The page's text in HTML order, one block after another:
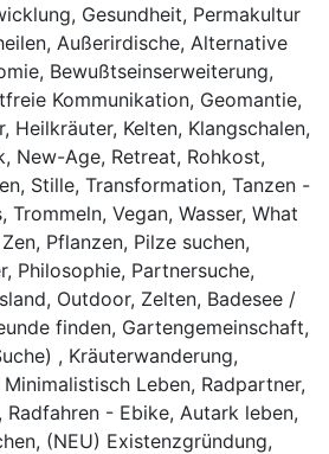
Gesundheit, Permakultur
Außerirdische, Alternative
Bewußtseinserweiterung,
Kommunikation, Geomantie,
Heilkräuter, Kelten, Klangschalen,
New-Age, Retreat, Rohkost,
Stille, Transformation, Tanzen -
Trommeln, Vegan, Wasser, What
Pflanzen, Pilze suchen,
Philosophie, Partnersuche,
Outdoor, Zelten, Badesee /
finden, Gartengemeinschaft,
, Kräuterwanderung,
Leben, Radpartner,
Radfahren - Ebike, Autark leben,
(NEU) Existenzgründung,